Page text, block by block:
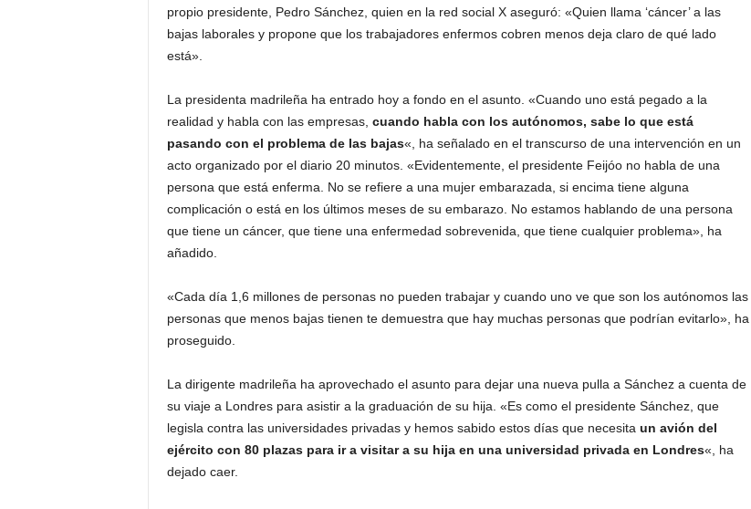
propio presidente, Pedro Sánchez, quien en la red social X aseguró: «Quien llama ‘cáncer’ a las
bajas laborales y propone que los trabajadores enfermos cobren menos deja claro de qué lado
está».
La presidenta madrileña ha entrado hoy a fondo en el asunto. «Cuando uno está pegado a la
realidad y habla con las empresas, cuando habla con los autónomos, sabe lo que está
pasando con el problema de las bajas«, ha señalado en el transcurso de una intervención en un
acto organizado por el diario 20 minutos. «Evidentemente, el presidente Feijóo no habla de una
persona que está enferma. No se refiere a una mujer embarazada, si encima tiene alguna
complicación o está en los últimos meses de su embarazo. No estamos hablando de una persona
que tiene un cáncer, que tiene una enfermedad sobrevenida, que tiene cualquier problema», ha
añadido.
«Cada día 1,6 millones de personas no pueden trabajar y cuando uno ve que son los autónomos las
personas que menos bajas tienen te demuestra que hay muchas personas que podrían evitarlo», ha
proseguido.
La dirigente madrileña ha aprovechado el asunto para dejar una nueva pulla a Sánchez a cuenta de
su viaje a Londres para asistir a la graduación de su hija. «Es como el presidente Sánchez, que
legisla contra las universidades privadas y hemos sabido estos días que necesita un avión del
ejército con 80 plazas para ir a visitar a su hija en una universidad privada en Londres«, ha
dejado caer.